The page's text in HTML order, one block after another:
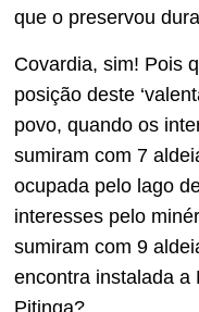
que o preservou
Covardia, sim! Pois
posição deste
povo, quando os
sumiram com 7
ocupada pelo lago
interesses pelo
sumiram com 9
encontra instalada a
Pitinga?